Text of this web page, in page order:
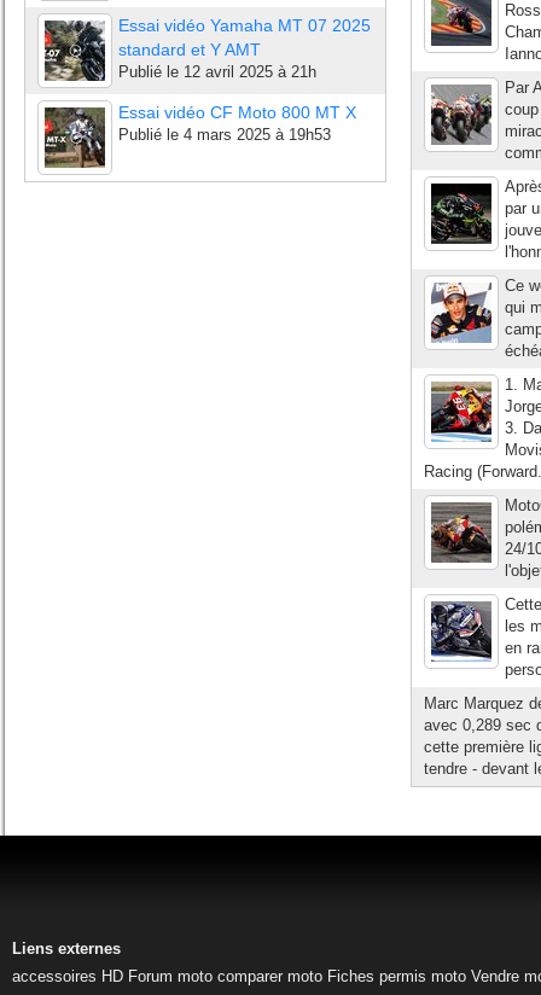
Essai vidéo Yamaha MT 07 2025
standard et Y AMT
Publié le 12 avril 2025 à 21h
Essai vidéo CF Moto 800 MT X
Publié le 4 mars 2025 à 19h53
Par
par
Ce
qui
1.
3.
Racing
24/
les
en
Marc Marquez
avec 0,289 sec
cette première
tendre - devant
Liens externes
accessoires HD Forum moto comparer moto Fiches permis moto Vendre